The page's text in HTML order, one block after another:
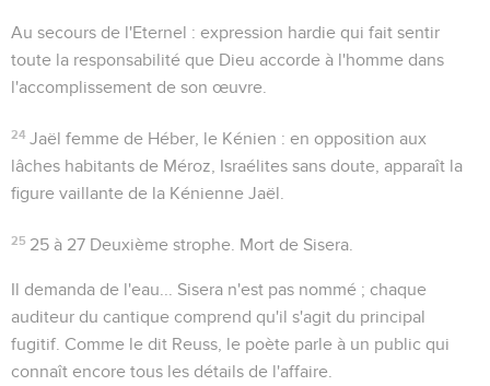
Au secours de l'Eternel : expression hardie qui fait sentir
toute la responsabilité que Dieu accorde à l'homme dans
l'accomplissement de son œuvre.
24 Jaël femme de Héber, le Kénien : en opposition aux
lâches habitants de Méroz, Israélites sans doute, apparaît la
figure vaillante de la Kénienne Jaël.
25 25 à 27 Deuxième strophe. Mort de Sisera.
Il demanda de l'eau...
Sisera n'est pas nommé ; chaque
auditeur du cantique comprend qu'il s'agit du principal
fugitif. Comme le dit Reuss, le poète parle à un public qui
connaît encore tous les détails de l'affaire.